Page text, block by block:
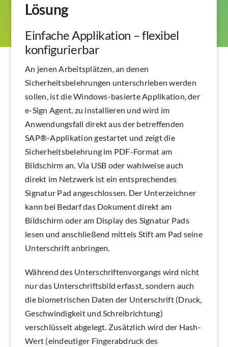
Lösung
Einfache Applikation – flexibel
konfigurierbar
An jenen Arbeitsplätzen, an denen
Sicherheitsbelehrungen unterschrieben werden
sollen, ist die Windows-basierte Applikation, der
e-Sign Agent, zu installieren und wird im
Anwendungsfall direkt aus der betreffenden
SAP®-Applikation gestartet und zeigt die
Sicherheitsbelehrung im PDF-Format am
Bildschirm an. Via USB oder wahlweise auch
direkt im Netzwerk ist ein entsprechendes
Signatur Pad angeschlossen. Der Unterzeichner
kann bei Bedarf das Dokument direkt am
Bildschirm oder am Display des Signatur Pads
lesen und anschließend mittels Stift am Pad seine
Unterschrift anbringen.
Während des Unterschriftenvorgangs wird nicht
nur das Unterschriftsbild erfasst, sondern auch
die biometrischen Daten der Unterschrift (Druck,
Geschwindigkeit und Schreibrichtung)
verschlüsselt abgelegt. Zusätzlich wird der Hash-
Wert (eindeutiger Fingerabdruck des